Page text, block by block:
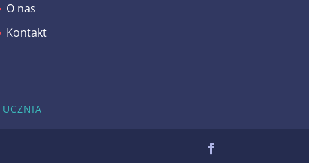
O nas
Kontakt
UCZNIA